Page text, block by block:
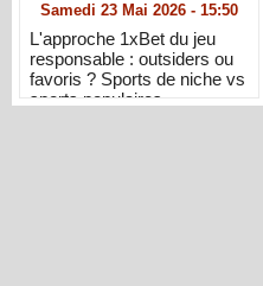
Samedi 23 Mai 2026 - 15:50
L'approche 1xBet du jeu
responsable : outsiders ou
favoris ? Sports de niche vs
sports populaires